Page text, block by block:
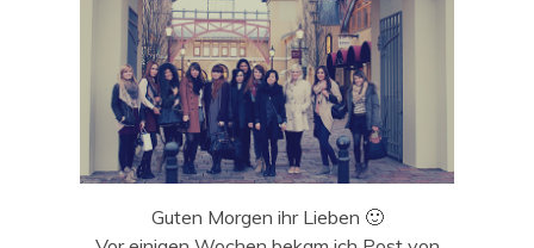
Guten Morgen ihr Lieben 🙂